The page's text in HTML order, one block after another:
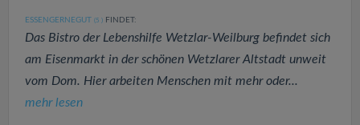
ESSENGERNEGUT (5 ) FINDET:
Das Bistro der Lebenshilfe Wetzlar-Weilburg befindet sich
am Eisenmarkt in der schönen Wetzlarer Altstadt unweit
vom Dom. Hier arbeiten Menschen mit mehr oder...
mehr lesen